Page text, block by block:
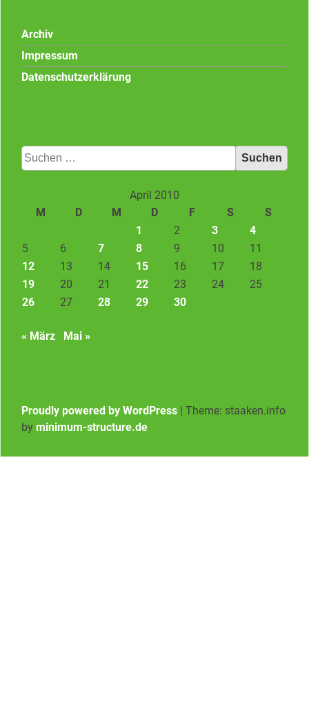
Archiv
Impressum
Datenschutzerklärung
Suchen
nach:
April 2010
M
D M D F S
S
1
2 3
4
5
6 7 8 9 10
11
12
13 14 15 16 17
18
19
20 21 22 23 24
25
26
27 28 29 30
« März Mai »
Proudly powered by WordPress | Theme: staaken.info
by minimum-structure.de